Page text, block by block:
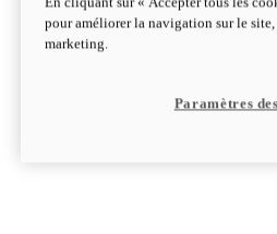
Hypermotard V2
Découvrez-le
pour améliorer la navigation sur le
marketing.
Paramètres